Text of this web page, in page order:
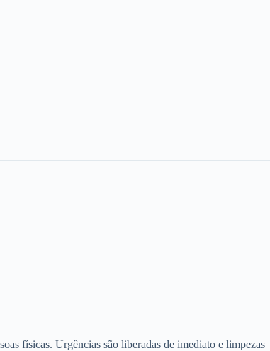
físicas. Urgências são liberadas de imediato e limpezas